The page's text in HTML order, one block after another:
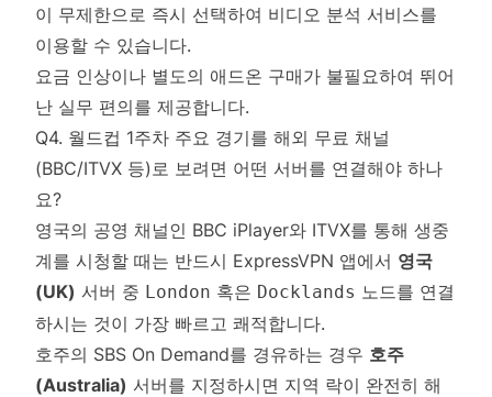
이 무제한으로 즉시 선택하여 비디오 분석 서비스를
이용할 수 있습니다.
요금 인상이나 별도의 애드온 구매가 불필요하여 뛰어
난 실무 편의를 제공합니다.
Q4. 월드컵 1주차 주요 경기를 해외 무료 채널
(BBC/ITVX 등)로 보려면 어떤 서버를 연결해야 하나
요?
영국의 공영 채널인 BBC iPlayer와 ITVX를 통해 생중
계를 시청할 때는 반드시 ExpressVPN 앱에서 영국
(UK) 서버 중 London 혹은 Docklands 노드를 연결
하시는 것이 가장 빠르고 쾌적합니다.
호주의 SBS On Demand를 경유하는 경우 호주
(Australia) 서버를 지정하시면 지역 락이 완전히 해